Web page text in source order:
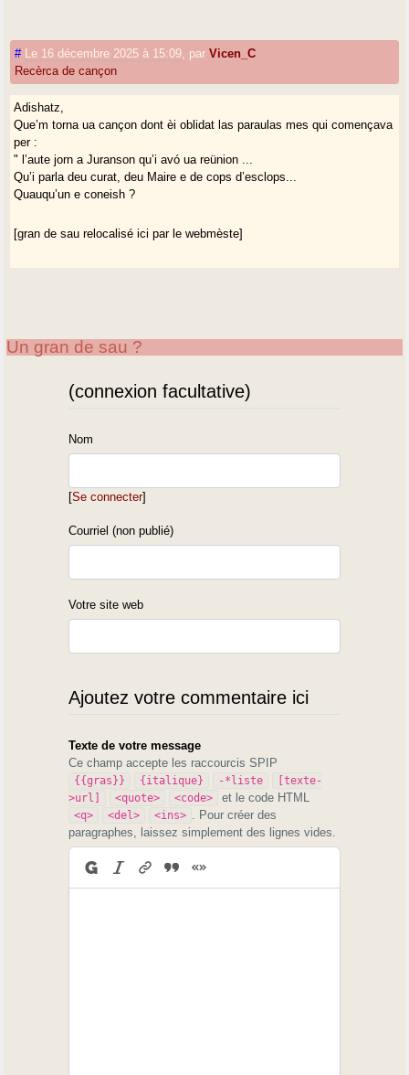
# Le 16 décembre 2025 à 15:09, parVicen_C
Recèrca de cançon
Adishatz,
Que’m torna ua cançon dont èi oblidat las paraulas mes qui començava
per :
" l’aute jorn a Juranson qu’i avó ua reünion ...
Qu’i parla deu curat, deu Maire e de cops d’esclops...
Quauqu’un e coneish ?
[gran de sau relocalisé ici par le webmèste]
Un gran de sau ?
(connexion facultative)
Nom
[Se connecter]
Courriel (non publié)
Votre site web
Ajoutez votre commentaire ici
Texte de votre message
Ce champ accepte les raccourcis SPIP
{{gras}} {italique} -*liste
[texte-
>url]
<quote> <code> et le code HTML
<q> <del> <ins> . Pour créer des
paragraphes, laissez simplement des lignes vides.